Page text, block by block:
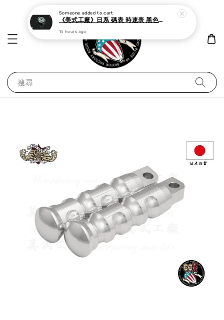
搜尋
Someone added to cart
《美式工廠》日系 碼表 時速表 黑色白面
14 hours ago